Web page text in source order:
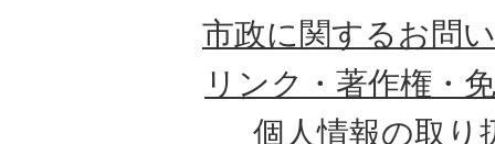
市政に関するお問
リンク・著作権・
個人情報の取り